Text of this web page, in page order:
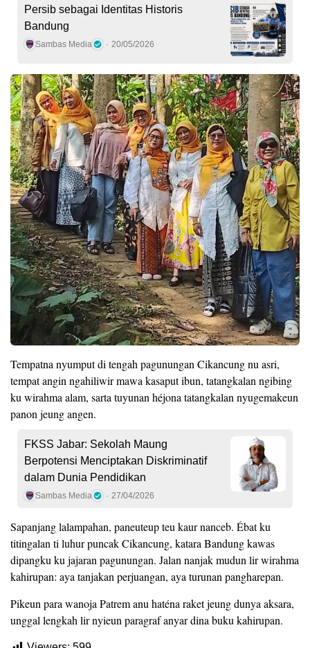
Persib sebagai Identitas Historis
Bandung
Sambas Media 20/05/2026
Tempatna nyumput di tengah pagunungan Cikancung nu asri,
tempat angin ngahiliwir mawa kasaput ibun, tatangkalan ngibing
ku wirahma alam, sarta tuyunan héjona tatangkalan nyugemakeun
panon jeung angen.
FKSS Jabar: Sekolah Maung
Berpotensi Menciptakan Diskriminatif
dalam Dunia Pendidikan
Sambas Media 27/04/2026
Sapanjang lalampahan, paneuteup teu kaur nanceb. Ébat ku
titingalan ti luhur puncak Cikancung, katara Bandung kawas
dipangku ku jajaran pagunungan. Jalan nanjak mudun lir wirahma
kahirupan: aya tanjakan perjuangan, aya turunan pangharepan.
Pikeun para wanoja Patrem anu haténa raket jeung dunya aksara,
unggal lengkah lir nyieun paragraf anyar dina buku kahirupan.